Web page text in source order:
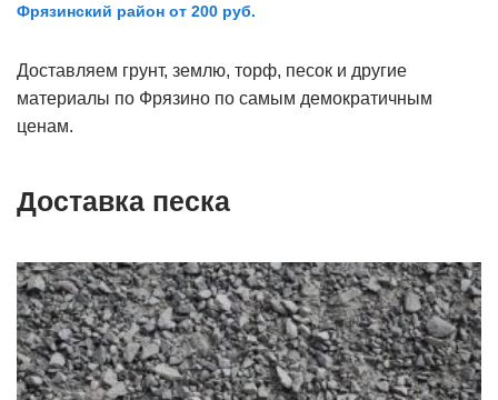
Фрязинский район от 200 руб.
Доставляем грунт, землю, торф, песок и другие
материалы по Фрязино по самым демократичным
ценам.
Доставка песка